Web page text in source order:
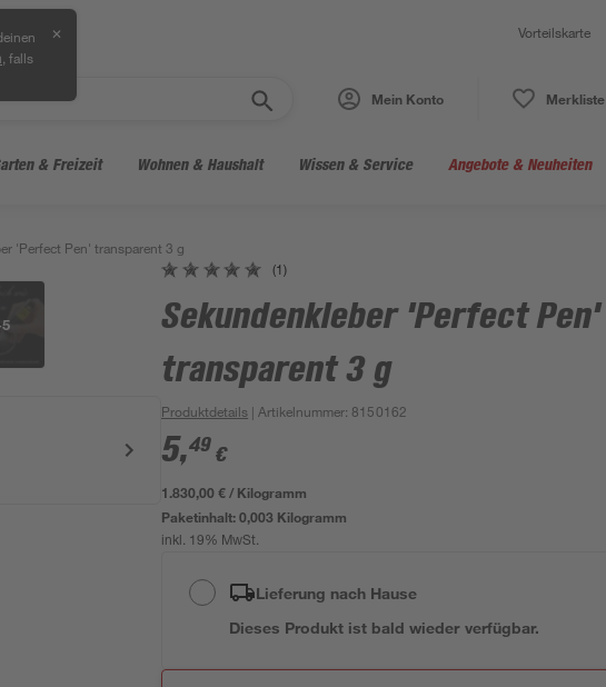
, falls
✕ Vorteilskarte
Mein Konto Merkliste
& Freizeit Wohnen & Haushalt Wissen & Service Angebote & Neuheiten
'Perfect Pen' transparent 3 g
5
(1)
Sekundenkleber 'Perfect Pen'
transparent 3 g
Produktdetails | Artikelnummer: 8150162
5,49 €
1.830,00 € / Kilogramm
Paketinhalt:0,003 Kilogramm
inkl. 19% MwSt.
Lieferung nach Hause
Dieses Produkt ist bald wieder verfügbar.